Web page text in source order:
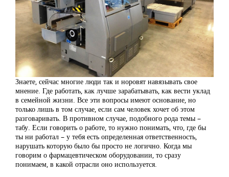
Знаете, сейчас многие люди так и норовят навязывать свое
мнение. Где работать, как лучше зарабатывать, как вести уклад
в семейной жизни. Все эти вопросы имеют основание, но
только лишь в том случае, если сам человек хочет об этом
разговаривать. В противном случае, подобного рода темы –
табу. Если говорить о работе, то нужно понимать, что, где бы
ты ни работал – у тебя есть определенная ответственность,
нарушать которую было бы просто не логично. Когда мы
говорим о фармацевтическом оборудовании, то сразу
понимаем, в какой отрасли оно используется.